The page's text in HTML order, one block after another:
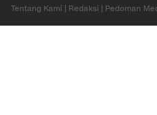
Tentang Kami Redaksi Pedoman